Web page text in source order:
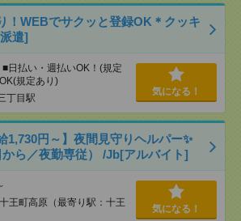
！WEBでサクッと登録OK＊クッキ
遣]
払い・週払いOK！(規定
規定あり)
丁目駅
気になる！
1,730円～】夜間見守りヘルパー✨
ら／夜勤専従） /Jb[アルバイト]
王町高原（最寄り駅：十王
気になる！